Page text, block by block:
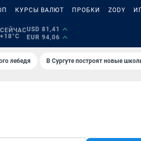
КУРСЫ ВАЛЮТ ПРОБКИ ZODY
СЕЙЧАС
+18°C
USD 81,41
EUR 94,06
лебедя В Сургуте построят новые